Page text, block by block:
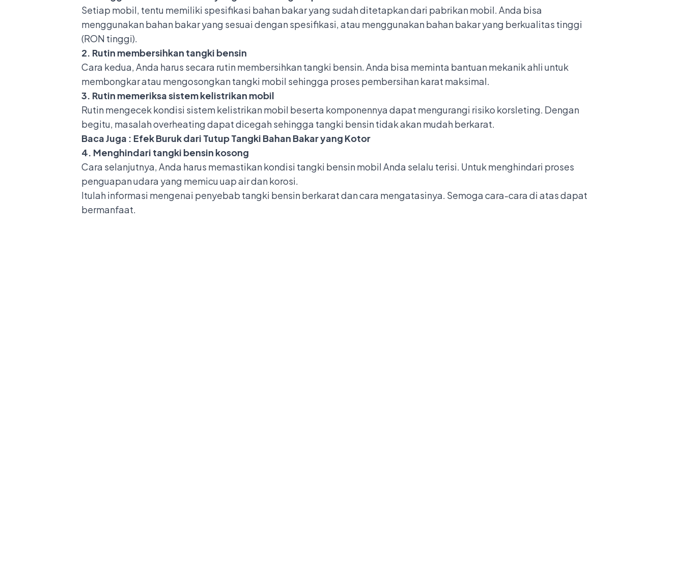
Setiap mobil, tentu memiliki spesifikasi bahan bakar yang sudah ditetapkan dari pabrikan mobil. Anda bisa
menggunakan bahan bakar yang sesuai dengan spesifikasi, atau menggunakan bahan bakar yang berkualitas tinggi
(RON tinggi).
2. Rutin membersihkan tangki bensin
Cara kedua, Anda harus secara rutin membersihkan tangki bensin. Anda bisa meminta bantuan mekanik ahli untuk
membongkar atau mengosongkan tangki mobil sehingga proses pembersihan karat maksimal.
3. Rutin memeriksa sistem kelistrikan mobil
Rutin mengecek kondisi sistem kelistrikan mobil beserta komponennya dapat mengurangi risiko korsleting. Dengan
begitu, masalah overheating dapat dicegah sehingga tangki bensin tidak akan mudah berkarat.
Baca Juga : Efek Buruk dari Tutup Tangki Bahan Bakar yang Kotor
4. Menghindari tangki bensin kosong
Cara selanjutnya, Anda harus memastikan kondisi tangki bensin mobil Anda selalu terisi. Untuk menghindari proses
penguapan udara yang memicu uap air dan korosi.
Itulah informasi mengenai penyebab tangki bensin berkarat dan cara mengatasinya. Semoga cara-cara di atas dapat
bermanfaat.